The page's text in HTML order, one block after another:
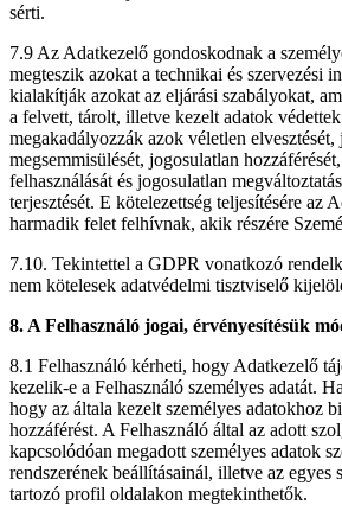
sérti.
7.9 Az Adatkezelő gondoskodnak a
megteszik azokat a technikai és szervezési
kialakítják azokat az eljárási szabályokat,
a felvett, tárolt, illetve kezelt adatok
megakadályozzák azok véletlen elvesztését,
megsemmisülését, jogosulatlan
felhasználását és jogosulatlan
terjesztését. E kötelezettség teljesítésére az
harmadik felet felhívnak, akik részére
7.10. Tekintettel a GDPR vonatkozó
nem kötelesek adatvédelmi tisztviselő
8. A Felhasználó jogai, érvényesítésük
8.1 Felhasználó kérheti, hogy Adatkezelő
kezelik-e a Felhasználó személyes adatát.
hogy az általa kezelt személyes adatokhoz
hozzáférést. A Felhasználó által az adott
kapcsolódóan megadott személyes adatok
rendszerének beállításainál, illetve az egyes
tartozó profil oldalakon megtekinthetők.